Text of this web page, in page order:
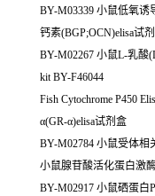
BY-M03339 小鼠低氧诱
钙素(BGP;OCN)elisa试
BY-M02267 小鼠L-乳酸
kit BY-F46044
Fish Cytochrome P450
α(GR-α)elisa试剂盒
BY-M02784 小鼠受体相
小鼠腺苷酸活化蛋白激
BY-M02917 小鼠硒蛋白